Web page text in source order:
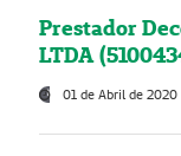
Prestador
LTDA
01 de Abril de 2020